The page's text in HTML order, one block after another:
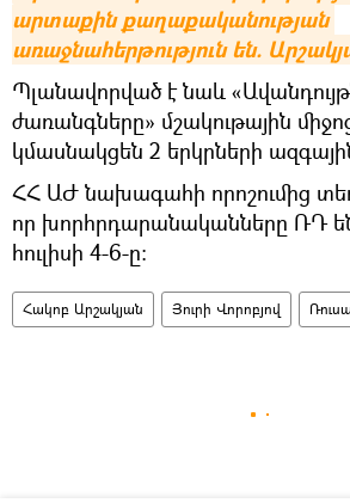
արտաքին քաղաքականության
առաջնահերթություն են.
Պլանավորված է նաև
ժառանգները» մշակութային
կմասնակցեն 2 երկրների
ՀՀ ԱԺ նախագահի որոշումից
որ խորհրդարանականները ՌԴ են
հուլիսի 4-6-ը։
Հակոբ Արշակյան Յուրի Վորոբյով